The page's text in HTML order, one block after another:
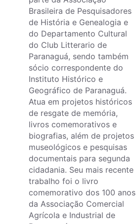
Brasileira de Pesquisadores
de História e Genealogia e
do Departamento Cultural
do Club Litterario de
Paranaguá, sendo também
sócio correspondente do
Instituto Histórico e
Geográfico de Paranaguá.
Atua em projetos históricos
de resgate de memória,
livros comemorativos e
biografias, além de projetos
museológicos e pesquisas
documentais para segunda
cidadania. Seu mais recente
trabalho foi o livro
comemorativo dos 100 anos
da Associação Comercial
Agrícola e Industrial de